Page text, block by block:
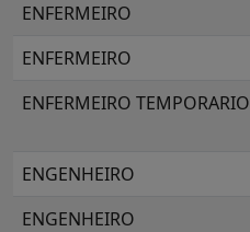
ENFERMEIRO
ENFERMEIRO
ENFERMEIRO TEMPORARIO
ENGENHEIRO
ENGENHEIRO